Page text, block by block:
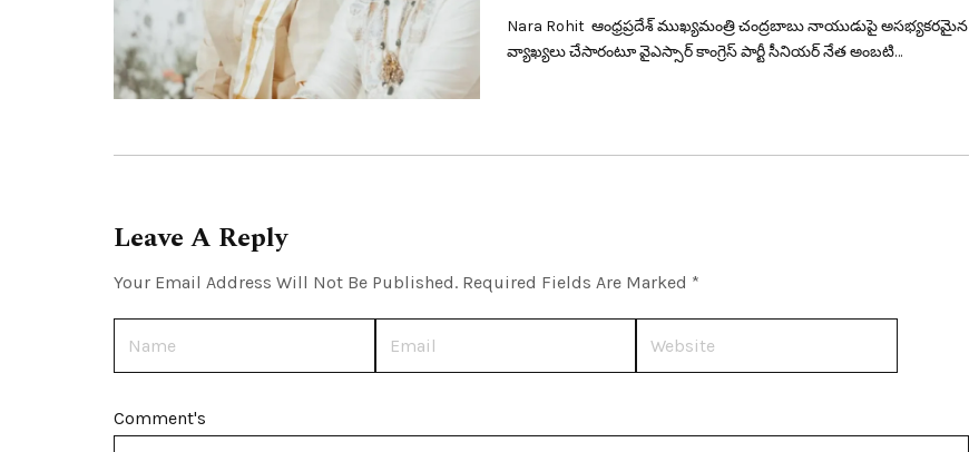
Nara Rohit ఆంధ్ర‌ప్ర‌దేశ్ ముఖ్య‌మంత్రి చంద్ర‌బాబు నాయుడుపై అస‌భ్య‌క‌ర‌మైన
వ్యాఖ్య‌లు చేసారంటూ వైఎస్సార్ కాంగ్రెస్ పార్టీ సీనియ‌ర్ నేత అంబ‌టి…
Leave A Reply
Your Email Address Will Not Be Published. Required Fields Are Marked *
Comment's